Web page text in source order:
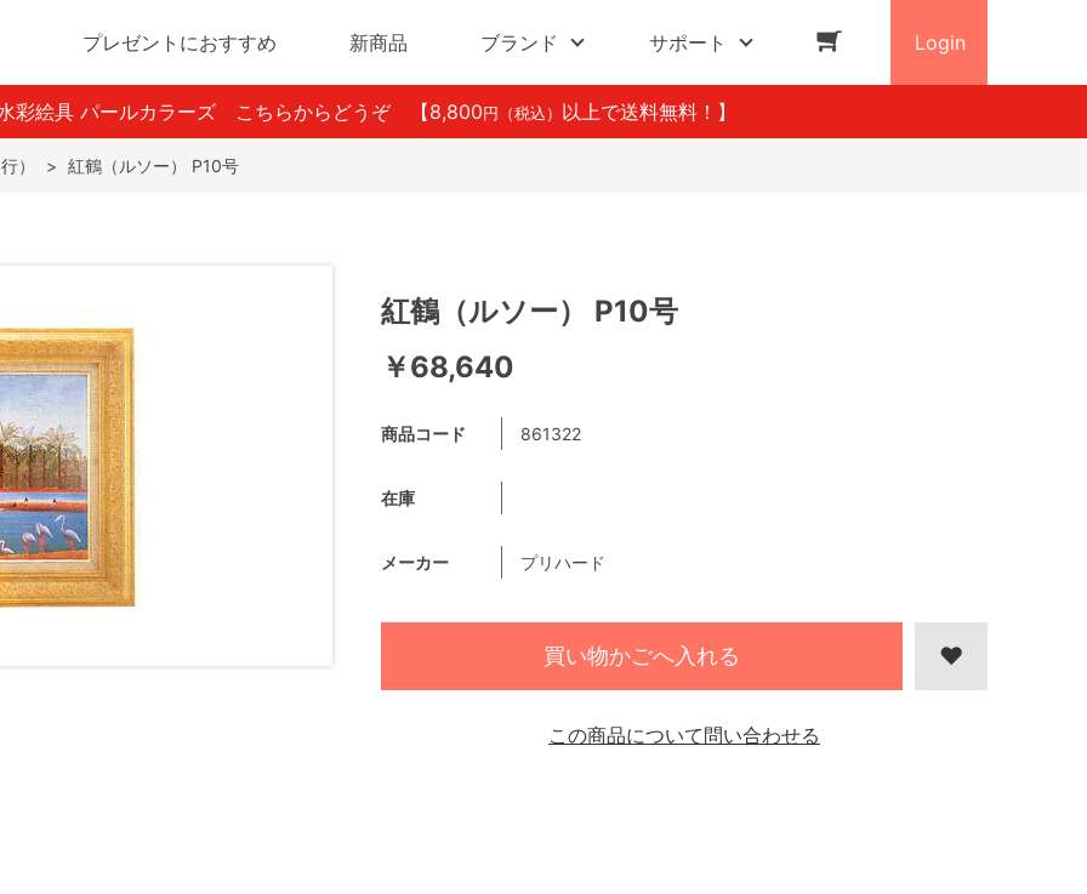
プレゼントにおすすめ 新商品 ブランド サポート Login
彩絵具 パールカラーズ こちらからどうぞ 【8,800 円（税込） 以上で送料無料！】
） > 紅鶴（ルソー） P10号
紅鶴（ルソー） P10号
￥68,640
商品コード 861322
在庫
メーカー プリハード
買い物かごへ入れる
この商品について問い合わせる